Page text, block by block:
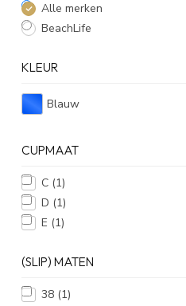
Alle merken
BeachLife
KLEUR
Blauw
CUPMAAT
C (1)
D (1)
E (1)
(SLIP) MATEN
38 (1)